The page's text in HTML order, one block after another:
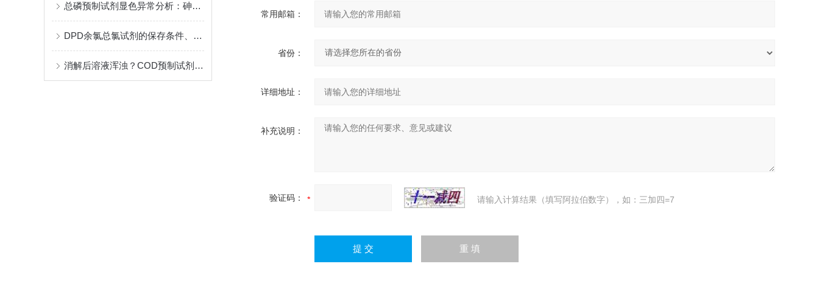
总磷预制试剂显色异常分析：砷铁离子干扰的掩蔽方法与质控样验证
DPD余氯总氯试剂的保存条件、有效期及稳定性研究
消解后溶液浑浊？COD预制试剂常见异常现象与对策
常用邮箱：
省份：
详细地址：
补充说明：
验证码： 请输入计算结果（填写阿拉伯数字），如：三加四=7